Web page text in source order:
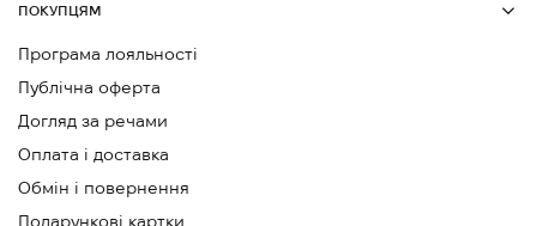
ПОКУПЦЯМ
Програма лояльності
Публічна оферта
Догляд за речами
Оплата і доставка
Обмін і повернення
Подарункові картки